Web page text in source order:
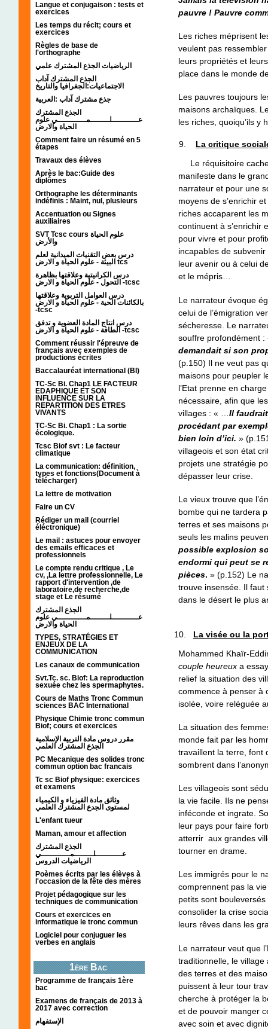
Langue et conjugaison : tests et
exercices
Les temps du récit; cours et
exercices
Règles de base de
l'orthographe
الرياضيات الجذع المشترك علمي
الجذع المشترك آداب
الاجتماعيات:الجغرافيا والتاريخ
جذع مشترك آداب :العربية
الجذع المشترك
عـــــــــــلــــــــمــــــــــــي علوم
الحياة والارض
Comment faire un résumé en 5
étapes
Travaux des élèves
Après le bac:Guide des
diplômes
Orthographe les déterminants
indéfinis : Maint, nul, plusieurs
Accentuation ou Signes
auxiliaires
SVT Tcsc cours علوم الحياة
والأرض
درس بعض التقنيات الميدانية لعلم
البيئة - علوم الحياة و الارض tcs
درس الكرانيتية وعلاقتها بظاهرة
التحول - علوم الحياة و الارض -tcsc
درس العوامل التربوية وعلاقتها
بالكائنات الحية - علوم الحياة و الارض
-tcsc
درس انتاج المادة العضوية و تدفق
الطاقة - علوم الحياة و الارض -tcsc
Comment réussir l'épreuve de
français avec exemples de
productions écrites
Baccalauréat international (BI)
TC-Sc Bi. Chap1 LE FACTEUR
EDAPHIQUE ET SON
INFLUENCE SUR LA
REPARTITION DES ETRES
VIVANTS
TC-Sc Bi. Chap1 : La sortie
écologique.
Tcsc Biof svt : Le facteur
climatique
La communication: définition,
types et fonctions(Document à
télécharger)
La lettre de motivation
Faire un CV
Rédiger un mail (courriel
éléctronique)
Le mail : astuces pour envoyer
des emails efficaces et
professionnels
Le compte rendu critique , Le
cv, ,La lettre professionnelle, Le
rapport d'intervention ,de
laboratoire,de recherche,de
stage et Le résumé
الجذع المشترك
عـــــــــــلــــــــمــــــــــــي علوم
الحياة والارض
TYPES, STRATÉGIES ET
ENJEUX DE LA
COMMUNICATION
Les canaux de communication
Svt.Tc. sc. Biof: La reproduction
sexuée chez les spermaphytes.
Cours de Maths Tronc Commun
sciences BAC International
Physique Chimie tronc commun
Biof; cours et exercices
مقرر دروس مادة التربية الإسلامية
الجذع المشترك العلمي
PC Mecanique des solides tronc
commun option bac francais
Tc sc Biof physique: exercices
et examens
وثائق مادة الفيزياء و الكيمياء
L'enfant tueur
Maman, amour et affection
الجذع المشترك
عـــــــــــلــــــــمــــــــــــي
الرياضيات الدروس
Poèmes écrits par les élèves à
l'occasion de la fête des mères
Projet pédagogique sur les
techniques de communication
Cours et exercices en
informatique le tronc commun
Logiciel pour conjuguer les
verbes en anglais
1ère Bac
Programme de français 1ère
bac
Examens de français de 2013 à
2017 avec correction
الإستفهام
pauvre ! Pauvre
Les riches méprisent
veulent pas
leurs propriétés et
place dans le monde
Les pauvres toujours
maisons archaïques.
les riches, quoiqu’ils y
La critique
Le réquisitoire cache
manifeste dans le
narrateur et pour une
moyens de s’enrichir
riches accaparent les
continuent à s’enrichir
pour vivre et pour
incapables de
leur avenir ou à celui
et le mépris…
Le narrateur évoque
celui de l’émigration
sécheresse. Le
souffre profondément
demandait si son
(p.150) Il ne veut pas
maisons pour peupler
l’Etat prenne en
nécessaire, afin que
villages : « … Il
procédant par
bien loin d’ici. »
villageois et son état
projets une stratégie
dépasser leur crise.
Le vieux trouve que
bombe qui ne tardera
terres et ses maisons
seuls les malins
possible explosion
endormi qui peut se
pièces. » (p.152) Le
trouve insensée. Il faut
dans le désert le plus
La visée ou la
Mohammed Khaïr-
couple heureux a
relief la situation des
commence à penser à
isolée, voire reléguée
La situation des
monde fait par les
travaillent la terre, font
sombrent dans
Les villageois sont
la vie facile. Ils ne
inféconde et ingrate.
leur pays pour faire
atterrir aux grandes
tourner en drame.
Les immigrés pour le
comprennent pas la
petits sont
consolider la crise
leurs rêves dans les
Le narrateur veut que
traditionnelle, le
des terres et des
puissent à leur tour
cherche à protéger la
et de pouvoir manger
avec soin et avec